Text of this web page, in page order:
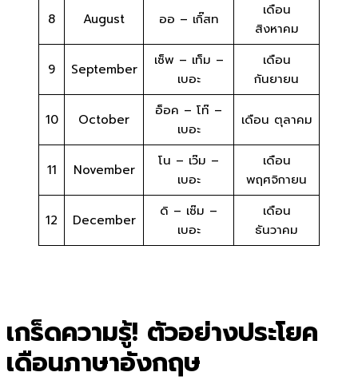
8 August ออ – เกิ๊สท
เดือน
สิงหาคม
9 September
เซ็พ – เท็ม –
เบอะ
เดือน
กันยายน
10 October
อ็อค – โท๊ –
เบอะ
เดือน ตุลาคม
11 November
โน – เว๊ม –
เบอะ
เดือน
พฤศจิกายน
12 December
ดิ – เซ๊ม –
เบอะ
เดือน
ธันวาคม
เกร็ดความรู้! ตัวอย่างประโยค
เดือนภาษาอังกฤษ